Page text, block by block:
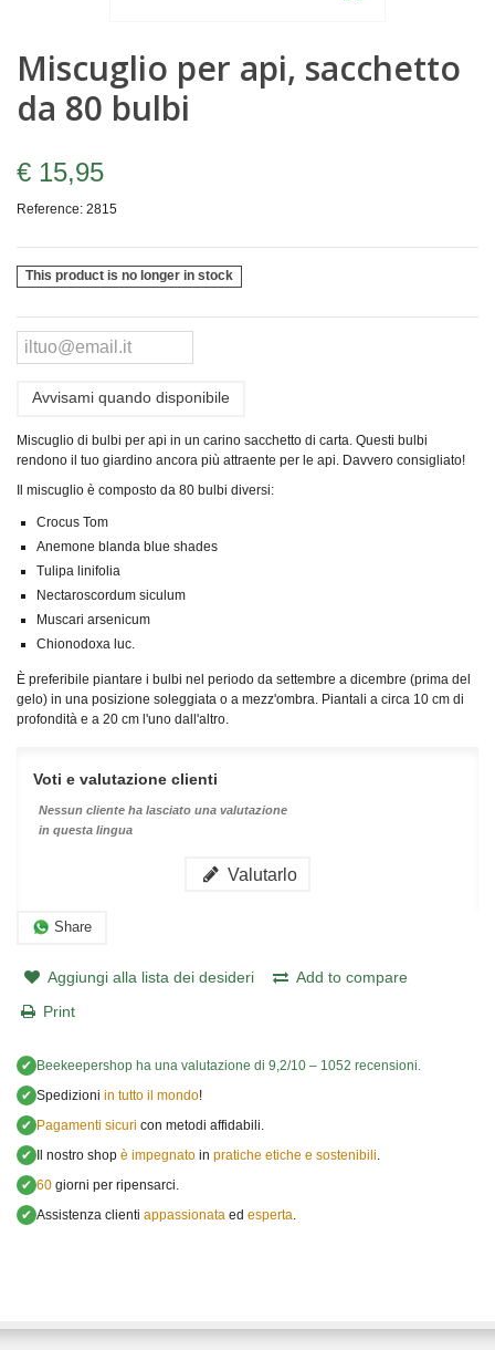
Miscuglio per api, sacchetto
da 80 bulbi
€ 15,95
Reference: 2815
This product is no longer in stock
Avvisami quando disponibile
Miscuglio di bulbi per api in un carino sacchetto di carta. Questi bulbi
rendono il tuo giardino ancora più attraente per le api. Davvero consigliato!
Il miscuglio è composto da 80 bulbi diversi:
Crocus Tom
Anemone blanda blue shades
Tulipa linifolia
Nectaroscordum siculum
Muscari arsenicum
Chionodoxa luc.
È preferibile piantare i bulbi nel periodo da settembre a dicembre (prima del
gelo) in una posizione soleggiata o a mezz'ombra. Piantali a circa 10 cm di
profondità e a 20 cm l'uno dall'altro.
Voti e valutazione clienti
Nessun cliente ha lasciato una valutazione
in questa lingua
Valutarlo
Share
Aggiungi alla lista dei desideri
Add to compare
Print
✔ Beekeepershop ha una valutazione di 9,2/10 – 1052 recensioni.
✔ Spedizioni in tutto il mondo!
✔ Pagamenti sicuri con metodi affidabili.
✔ Il nostro shop è impegnato in pratiche etiche e sostenibili
✔ 60 giorni per ripensarci.
✔ Assistenza clienti appassionata ed esperta